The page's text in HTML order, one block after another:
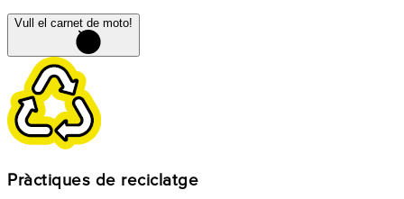
Vull el carnet de moto!
Pràctiques de reciclatge